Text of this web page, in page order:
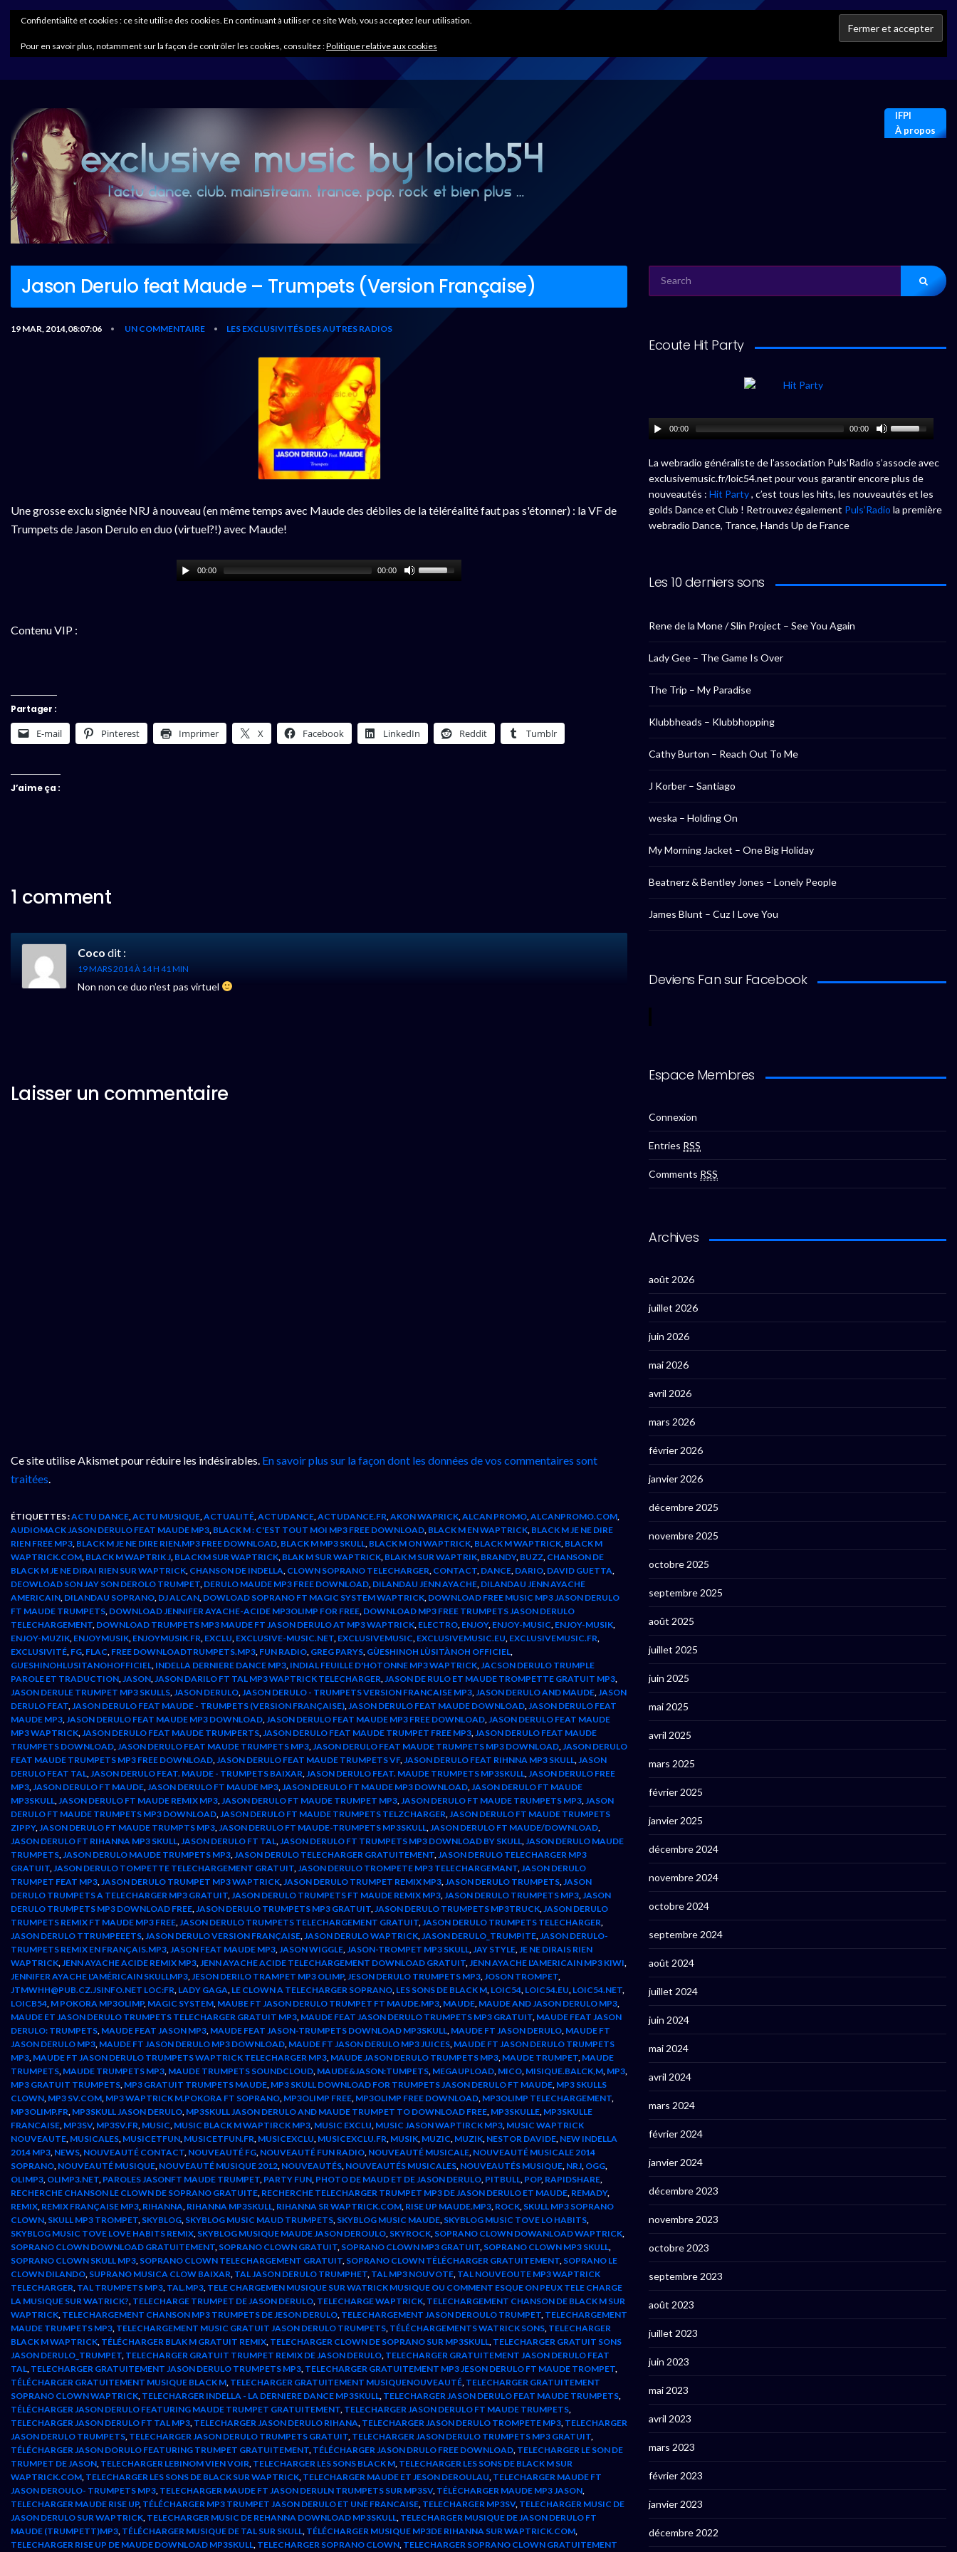
IFPI
À propos
Jason Derulo feat Maude – Trumpets (Version Française)
19 MAR, 2014,08:07:06 • UN COMMENTAIRE • LES EXCLUSIVITÉS DES AUTRES RADIOS
Une grosse exclu signée NRJ à nouveau (en même temps avec Maude des débiles de la téléréalité faut pas s'étonner) : la VF de
Trumpets de Jason Derulo en duo (virtuel?!) avec Maude!
00:00 00:00
Contenu VIP :
Partager :
E-mail Pinterest Imprimer X Facebook LinkedIn Reddit Tumblr
J’aime ça :
1 comment
Coco dit :
19 MARS 2014 À 14 H 41 MIN
Non non ce duo n’est pas virtuel
Laisser un commentaire
Ce site utilise Akismet pour réduire les indésirables. En savoir plus sur la façon dont les données de vos commentaires sont
traitées.
ÉTIQUETTES :ACTU DANCE,ACTU MUSIQUE,ACTUALITÉ,ACTUDANCE,ACTUDANCE.FR,AKON WAPRICK,ALCAN PROMO,ALCANPROMO.COM,
AUDIOMACK JASON DERULO FEAT MAUDE MP3, BLACK M : C'EST TOUT MOI MP3 FREE DOWNLOAD, BLACK M EN WAPTRICK, BLACK M JE NE DIRE
RIEN FREE MP3, BLACK M JE NE DIRE RIEN.MP3 FREE DOWNLOAD, BLACK M MP3 SKULL, BLACK M ON WAPTRICK, BLACK M WAPTRICK, BLACK M
WAPTRICK.COM, BLACK M WAPTRIK J, BLACKM SUR WAPTRICK, BLAK M SUR WAPTRICK, BLAK M SUR WAPTRIK, BRANDY, BUZZ, CHANSON DE
BLACK M JE NE DIRAI RIEN SUR WAPTRICK, CHANSON DE INDELLA, CLOWN SOPRANO TELECHARGER, CONTACT, DANCE, DARIO, DAVID GUETTA,
DEOWLOAD SON JAY SON DEROLO TRUMPET, DERULO MAUDE MP3 FREE DOWNLOAD, DILANDAU JENN AYACHE, DILANDAU JENN AYACHE
AMERICAIN, DILANDAU SOPRANO, DJ ALCAN, DOWLOAD SOPRANO FT MAGIC SYSTEM WAPTRICK, DOWNLOAD FREE MUSIC MP3 JASON DERULO
FT MAUDE TRUMPETS, DOWNLOAD JENNIFER AYACHE-ACIDE MP3OLIMP FOR FREE, DOWNLOAD MP3 FREE TRUMPETS JASON DERULO
TELECHARGEMENT, DOWNLOAD TRUMPETS MP3 MAUDE FT JASON DERULO AT MP3 WAPTRICK, ELECTRO, ENJOY, ENJOY-MUSIC, ENJOY-MUSIK,
ENJOY-MUZIK, ENJOYMUSIK, ENJOYMUSIK.FR, EXCLU, EXCLUSIVE-MUSIC.NET, EXCLUSIVEMUSIC, EXCLUSIVEMUSIC.EU, EXCLUSIVEMUSIC.FR,
EXCLUSIVITÉ, FG, FLAC, FREE DOWNLOADTRUMPETS.MP3, FUN RADIO, GREG PARYS, GÙESHINOH LÙSITÀNOH OFFICIEL,
GUESHINOHLUSITANOHOFFICIEL, INDELLA DERNIERE DANCE MP3, INDIAL FEUILLE D'HOTONNE MP3 WAPTRICK,JACSON DERULO TRUMPLE
PAROLE ET TRADUCTION,JASON,JASON DARILO FT TAL MP3 WAPTRICK TELECHARGER,JASON DE RULO ET MAUDE TROMPETTE GRATUIT MP3,
JASON DERULE TRUMPET MP3 SKULLS,JASON DERULO,JASON DERULO - TRUMPETS VERSION FRANCAISE MP3,JASON DERULO AND MAUDE,JASON
DERULO FEAT,JASON DERULO FEAT MAUDE - TRUMPETS (VERSION FRANÇAISE),JASON DERULO FEAT MAUDE DOWNLOAD,JASON DERULO FEAT
MAUDE MP3,JASON DERULO FEAT MAUDE MP3 DOWNLOAD,JASON DERULO FEAT MAUDE MP3 FREE DOWNLOAD,JASON DERULO FEAT MAUDE
MP3 WAPTRICK,JASON DERULO FEAT MAUDE TRUMPERTS,JASON DERULO FEAT MAUDE TRUMPET FREE MP3,JASON DERULO FEAT MAUDE
TRUMPETS DOWNLOAD,JASON DERULO FEAT MAUDE TRUMPETS MP3,JASON DERULO FEAT MAUDE TRUMPETS MP3 DOWNLOAD,JASON DERULO
FEAT MAUDE TRUMPETS MP3 FREE DOWNLOAD,JASON DERULO FEAT MAUDE TRUMPETS VF,JASON DERULO FEAT RIHNNA MP3 SKULL,JASON
DERULO FEAT TAL,JASON DERULO FEAT. MAUDE - TRUMPETS BAIXAR,JASON DERULO FEAT. MAUDE TRUMPETS MP3SKULL,JASON DERULO FREE
MP3,JASON DERULO FT MAUDE,JASON DERULO FT MAUDE MP3,JASON DERULO FT MAUDE MP3 DOWNLOAD,JASON DERULO FT MAUDE
MP3SKULL,JASON DERULO FT MAUDE REMIX MP3,JASON DERULO FT MAUDE TRUMPET MP3,JASON DERULO FT MAUDE TRUMPETS MP3,JASON
DERULO FT MAUDE TRUMPETS MP3 DOWNLOAD,JASON DERULO FT MAUDE TRUMPETS TELZCHARGER,JASON DERULO FT MAUDE TRUMPETS
ZIPPY,JASON DERULO FT MAUDE TRUMPTS MP3,JASON DERULO FT MAUDE-TRUMPETS MP3SKULL,JASON DERULO FT MAUDE/DOWNLOAD,
JASON DERULO FT RIHANNA MP3 SKULL,JASON DERULO FT TAL,JASON DERULO FT TRUMPETS MP3 DOWNLOAD BY SKULL,JASON DERULO MAUDE
TRUMPETS,JASON DERULO MAUDE TRUMPETS MP3,JASON DERULO TELECHARGER GRATUITEMENT,JASON DERULO TELECHARGER MP3
GRATUIT,JASON DERULO TOMPETTE TELECHARGEMENT GRATUIT,JASON DERULO TROMPETE MP3 TELECHARGEMANT,JASON DERULO
TRUMPET FEAT MP3,JASON DERULO TRUMPET MP3 WAPTRICK,JASON DERULO TRUMPET REMIX MP3,JASON DERULO TRUMPETS,JASON
DERULO TRUMPETS A TELECHARGER MP3 GRATUIT,JASON DERULO TRUMPETS FT MAUDE REMIX MP3,JASON DERULO TRUMPETS MP3,JASON
DERULO TRUMPETS MP3 DOWNLOAD FREE,JASON DERULO TRUMPETS MP3 GRATUIT,JASON DERULO TRUMPETS MP3TRUCK,JASON DERULO
TRUMPETS REMIX FT MAUDE MP3 FREE,JASON DERULO TRUMPETS TELECHARGEMENT GRATUIT,JASON DERULO TRUMPETS TELECHARGER,
JASON DERULO TTRUMPEEETS,JASON DERULO VERSION FRANÇAISE,JASON DERULO WAPTRICK,JASON DERULO_TRUMPITE,JASON DERULO-
TRUMPETS REMIX EN FRANÇAIS.MP3,JASON FEAT MAUDE MP3,JASON WIGGLE,JASON-TROMPET MP3 SKULL,JAY STYLE,JE NE DIRAIS RIEN
WAPTRICK,JENN AYACHE ACIDE REMIX MP3,JENN AYACHE ACIDE TELECHARGEMENT DOWNLOAD GRATUIT,JENN AYACHE L'AMERICAIN MP3 KIWI,
JENNIFER AYACHE L'AMÉRICAIN SKULLMP3,JESON DERILO TRAMPET MP3 OLIMP,JESON DERULO TRUMPETS MP3,JOSON TROMPET,
JTMWHH@PUB.CZ.JSINFO.NET LOC:FR, LADY GAGA, LE CLOWN A TELECHARGER SOPRANO, LES SONS DE BLACK M, LOIC54, LOIC54.EU, LOIC54.NET,
LOICB54, M POKORA MP3OLIMP, MAGIC SYSTEM, MAUBE FT JASON DERULO TRUMPET FT MAUDE.MP3, MAUDE, MAUDE AND JASON DERULO MP3,
MAUDE ET JASON DERULO TRUMPETS TELECHARGER GRATUIT MP3, MAUDE FEAT JASON DERULO TRUMPETS MP3 GRATUIT, MAUDE FEAT JASON
DERULO: TRUMPETS, MAUDE FEAT JASON MP3, MAUDE FEAT JASON-TRUMPETS DOWNLOAD MP3SKULL, MAUDE FT JASON DERULO, MAUDE FT
JASON DERULO MP3, MAUDE FT JASON DERULO MP3 DOWNLOAD, MAUDE FT JASON DERULO MP3 JUICES, MAUDE FT JASON DERULO TRUMPETS
MP3, MAUDE FT JASON DERULO TRUMPETS WAPTRICK TELECHARGER MP3, MAUDE JASON DERULO TRUMPETS MP3, MAUDE TRUMPET, MAUDE
TRUMPETS, MAUDE TRUMPETS MP3, MAUDE TRUMPETS SOUNDCLOUD, MAUDE&JASON:TUMPETS, MEGAUPLOAD, MICO, MISIQUE.BALCK,M, MP3,
MP3 GRATUIT TRUMPETS, MP3 GRATUIT TRUMPETS MAUDE, MP3 SKULL DOWNLOAD FOR TRUMPETS JASON DERULO FT MAUDE, MP3 SKULLS
CLOWN, MP3 SV.COM, MP3 WAPTRICK M.POKORA FT SOPRANO, MP3OLIMP FREE, MP3OLIMP FREE DOWNLOAD, MP3OLIMP TELECHARGEMENT,
MP3OLIMP.FR, MP3SKULL JASON DERULO, MP3SKULL JASON DERULO AND MAUDE TRUMPET TO DOWNLOAD FREE, MP3SKULLE, MP3SKULLE
FRANCAISE, MP3SV, MP3SV.FR, MUSIC, MUSIC BLACK M WAPTIRCK MP3, MUSIC EXCLU, MUSIC JASON WAPTIRCK MP3, MUSIC WAPTRICK
NOUVEAUTE, MUSICALES, MUSICETFUN, MUSICETFUN.FR, MUSICEXCLU, MUSICEXCLU.FR, MUSIK, MUZIC, MUZIK, NESTOR DAVIDE, NEW INDELLA
2014 MP3, NEWS, NOUVEAUTÉ CONTACT, NOUVEAUTÉ FG, NOUVEAUTÉ FUN RADIO, NOUVEAUTÉ MUSICALE, NOUVEAUTÉ MUSICALE 2014
SOPRANO, NOUVEAUTÉ MUSIQUE, NOUVEAUTÉ MUSIQUE 2012, NOUVEAUTÉS, NOUVEAUTÉS MUSICALES, NOUVEAUTÉS MUSIQUE, NRJ, OGG,
OLIMP3, OLIMP3.NET, PAROLES JASONFT MAUDE TRUMPET, PARTY FUN, PHOTO DE MAUD ET DE JASON DERULO, PITBULL, POP, RAPIDSHARE,
RECHERCHE CHANSON LE CLOWN DE SOPRANO GRATUITE, RECHERCHE TELECHARGER TRUMPET MP3 DE JASON DERULO ET MAUDE, REMADY,
REMIX, REMIX FRANÇAISE MP3, RIHANNA, RIHANNA MP3SKULL, RIHANNA SR WAPTRICK.COM, RISE UP MAUDE.MP3, ROCK, SKULL MP3 SOPRANO
CLOWN, SKULL MP3 TROMPET, SKYBLOG, SKYBLOG MUSIC MAUD TRUMPETS, SKYBLOG MUSIC MAUDE, SKYBLOG MUSIC TOVE LO HABITS,
SKYBLOG MUSIC TOVE LOVE HABITS REMIX, SKYBLOG MUSIQUE MAUDE JASON DEROULO, SKYROCK, SOPRANO CLOWN DOWANLOAD WAPTRICK,
SOPRANO CLOWN DOWNLOAD GRATUITEMENT, SOPRANO CLOWN GRATUIT, SOPRANO CLOWN MP3 GRATUIT, SOPRANO CLOWN MP3 SKULL,
SOPRANO CLOWN SKULL MP3, SOPRANO CLOWN TELECHARGEMENT GRATUIT, SOPRANO CLOWN TÉLÉCHARGER GRATUITEMENT, SOPRANO LE
CLOWN DILANDO, SUPRANO MUSICA CLOW BAIXAR, TAL JASON DERULO TRUMPHET, TAL MP3 NOUVOTE, TAL NOUVEOUTE MP3 WAPTRICK
TELECHARGER, TAL TRUMPETS MP3, TAL.MP3, TELE CHARGEMEN MUSIQUE SUR WATRICK MUSIQUE OU COMMENT ESQUE ON PEUX TELE CHARGE
LA MUSIQUE SUR WATRICK?, TELECHARGE TRUMPET DE JASON DERULO, TELECHARGE WAPTRICK, TELECHARGEMENT CHANSON DE BLACK M SUR
WAPTRICK, TELECHARGEMENT CHANSON MP3 TRUMPETS DE JESON DERULO, TELECHARGEMENT JASON DEROULO TRUMPET, TELECHARGEMENT
MAUDE TRUMPETS MP3, TELECHARGEMENT MUSIC GRATUIT JASON DERULO TRUMPETS, TÉLÉCHARGEMENTS WATRICK SONS, TELECHARGER
BLACK M WAPTRICK, TÉLÉCHARGER BLAK M GRATUIT REMIX, TELECHARGER CLOWN DE SOPRANO SUR MP3SKULL, TELECHARGER GRATUIT SONS
JASON DERULO_TRUMPET, TELECHARGER GRATUIT TRUMPET REMIX DE JASON DERULO, TELECHARGER GRATUITEMENT JASON DERULO FEAT
TAL, TELECHARGER GRATUITEMENT JASON DERULO TRUMPETS MP3, TELECHARGER GRATUITEMENT MP3 JESON DERULO FT MAUDE TROMPET,
TÉLÉCHARGER GRATUITEMENT MUSIQUE BLACK M, TELECHARGER GRATUITEMENT MUSIQUENOUVEAUTÉ, TELECHARGER GRATUITEMENT
SOPRANO CLOWN WAPTRICK, TELECHARGER INDELLA - LA DERNIERE DANCE MP3SKULL, TELECHARGER JASON DERULO FEAT MAUDE TRUMPETS,
TÉLÉCHARGER JASON DERULO FEATURING MAUDE TRUMPET GRATUITEMENT, TELECHARGER JASON DERULO FT MAUDE TRUMPETS,
TELECHARGER JASON DERULO FT TAL MP3, TELECHARGER JASON DERULO RIHANA, TELECHARGER JASON DERULO TROMPETE MP3, TELECHARGER
JASON DERULO TRUMPETS, TELECHARGER JASON DERULO TRUMPETS GRATUIT, TELECHARGER JASON DERULO TRUMPETS MP3 GRATUIT,
TÉLÉCHARGER JASON DORULO FEATURING TRUMPET GRATUITEMENT, TÉLÉCHARGER JASON DRULO FREE DOWNLOAD, TELECHARGER LE SON DE
TRUMPET DE JASON, TELECHARGER LEBINOM VIEN VOIR, TELECHARGER LES SONS BLACK M, TELECHARGER LES SONS DE BLACK M SUR
WAPTRICK.COM, TELECHARGER LES SONS DE BLACK SUR WAPTRICK, TELECHARGER MAUDE ET JESON DEROULAU, TELECHARGER MAUDE FT
JASON DEROULO- TRUMPETS MP3, TELECHARGER MAUDE FT JASON DERULN TRUMPETS SUR MP3SV, TÉLÉCHARGER MAUDE MP3 JASON,
TELECHARGER MAUDE RISE UP, TÉLÉCHARGER MP3 TRUMPET JASON DERULO ET UNE FRANCAISE, TELECHARGER MP3SV, TELECHARGER MUSIC DE
JASON DERULO SUR WAPTRICK, TELECHARGER MUSIC DE REHANNA DOWNLOAD MP3SKULL, TELECHARGER MUSIQUE DE JASON DERULO FT
MAUDE (TRUMPETT)MP3, TÉLÉCHARGER MUSIQUE DE TAL SUR SKULL, TÉLÉCHARGER MUSIQUE MP3DE RIHANNA SUR WAPTRICK.COM,
TELECHARGER RISE UP DE MAUDE DOWNLOAD MP3SKULL, TELECHARGER SOPRANO CLOWN, TELECHARGER SOPRANO CLOWN GRATUITEMENT
FOR:
Ecoute Hit Party
00:00 00:00
La webradio généraliste de l’association Puls’Radio s’associe avec
exclusivemusic.fr/loic54.net pour vous garantir encore plus de
nouveautés : Hit Party, c’est tous les hits, les nouveautés et les
golds Dance et Club ! Retrouvez également Puls’Radio la première
webradio Dance, Trance, Hands Up de France
Les 10 derniers sons
Rene de la Mone / Slin Project – See You Again
Lady Gee – The Game Is Over
The Trip – My Paradise
Klubbheads – Klubbhopping
Cathy Burton – Reach Out To Me
J Korber – Santiago
weska – Holding On
My Morning Jacket – One Big Holiday
Beatnerz & Bentley Jones – Lonely People
James Blunt – Cuz I Love You
Deviens Fan sur Facebook
Espace Membres
Connexion
Entries RSS
Comments RSS
Archives
août 2026
juillet 2026
juin 2026
mai 2026
avril 2026
mars 2026
février 2026
janvier 2026
décembre 2025
novembre 2025
octobre 2025
septembre 2025
août 2025
juillet 2025
juin 2025
mai 2025
avril 2025
mars 2025
février 2025
janvier 2025
décembre 2024
novembre 2024
octobre 2024
septembre 2024
août 2024
juillet 2024
juin 2024
mai 2024
avril 2024
mars 2024
février 2024
janvier 2024
décembre 2023
novembre 2023
octobre 2023
septembre 2023
août 2023
juillet 2023
juin 2023
mai 2023
avril 2023
mars 2023
février 2023
janvier 2023
décembre 2022
Confidentialité et cookies : ce site utilise des cookies. En continuant à utiliser ce site Web, vous acceptez leur utilisation.
Pour en savoir plus, notamment sur la façon de contrôler les cookies, consultez :Politique relative aux cookies